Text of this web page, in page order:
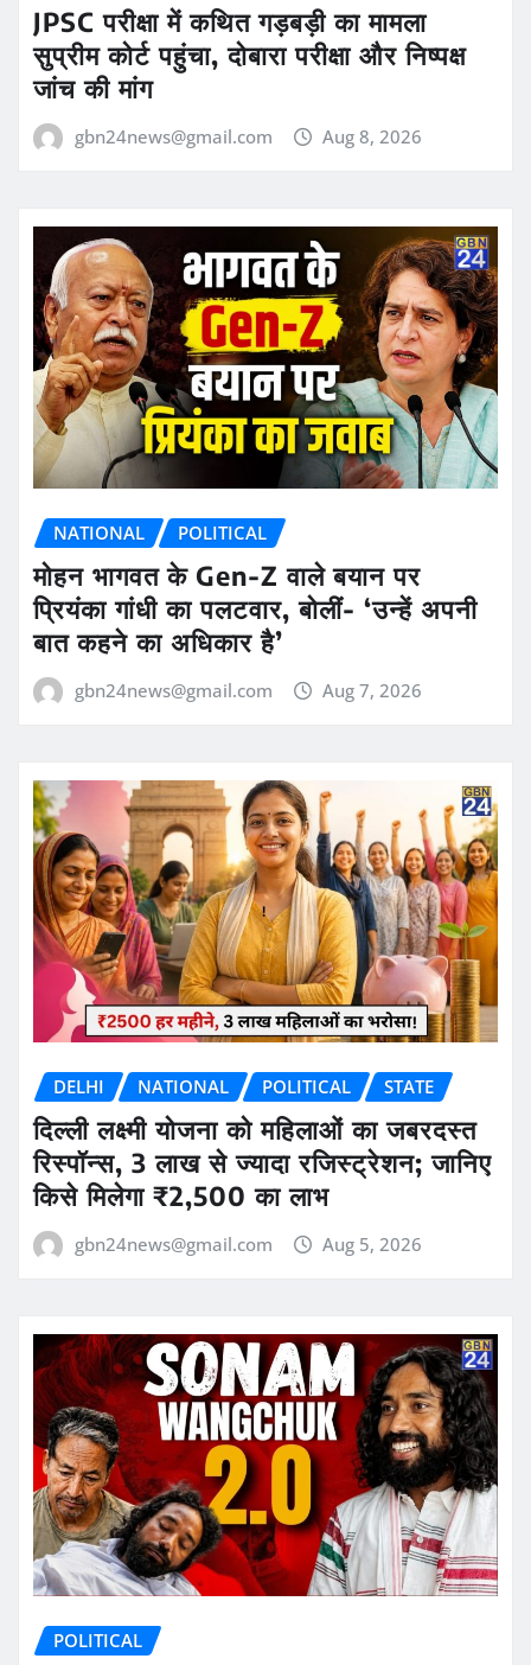
JPSC परीक्षा में कथित गड़बड़ी का मामला
सुप्रीम कोर्ट पहुंचा, दोबारा परीक्षा और निष्पक्ष
जांच की मांग
gbn24news@gmail.com Aug 8, 2026
NATIONAL POLITICAL
मोहन भागवत के Gen-Z वाले बयान पर
प्रियंका गांधी का पलटवार, बोलीं- ‘उन्हें अपनी
बात कहने का अधिकार है’
gbn24news@gmail.com Aug 7, 2026
DELHI NATIONAL POLITICAL STATE
दिल्ली लक्ष्मी योजना को महिलाओं का जबरदस्त
रिस्पॉन्स, 3 लाख से ज्यादा रजिस्ट्रेशन; जानिए
किसे मिलेगा ₹2,500 का लाभ
gbn24news@gmail.com Aug 5, 2026
POLITICAL